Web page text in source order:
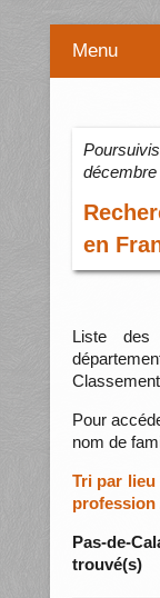
Menu
décembre
en
Liste
Pour
nom de
Tri par lieu
profession
Pas-de-
trouvé(s)